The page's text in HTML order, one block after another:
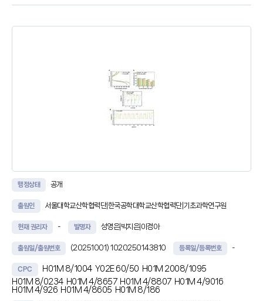
행정상태 공개
출원인 서울대학교산학협력단|한국공학대학교산학협력단|기초과학연구원
현재 권리자 - 발명자 성영은|박지은|이경아
출원일/출원번호 (20251001) 1020250143810 등록일/등록번호 -
CPC H01M 8/1004 Y02E 60/50 H01M 2008/1095
H01M 8/0234 H01M 4/8657 H01M 4/8807 H01M 4/9016
H01M 4/926 H01M 4/8605 H01M 8/186